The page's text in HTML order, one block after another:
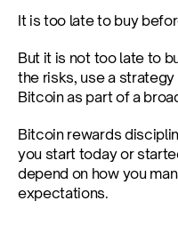
It is too late to buy
But it is not too late to
the risks, use a
Bitcoin as part of a
Bitcoin rewards
you start today or
depend on how you
expectations.